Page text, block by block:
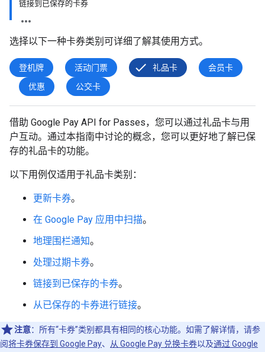
链接到已保存的卡券
选择以下一种卡券类别可详细了解其使用方式。
登机牌 活动门票 礼品卡
会员卡
优惠
公交卡
借助 Google Pay API for Passes，您可以通过礼品卡与用
户互动。通过本指南中讨论的概念，您可以更好地了解已保
存的礼品卡的功能。
以下用例仅适用于礼品卡类别：
更新卡券。
在 Google Pay 应用中扫描。
地理围栏通知。
处理过期卡券。
链接到已保存的卡券。
从已保存的卡券进行链接。
注意：所有“卡券”类别都具有相同的核心功能。如需了解详情，请参
阅将卡券保存到 Google Pay、 从 Google Pay 兑换卡券以及通过 Google